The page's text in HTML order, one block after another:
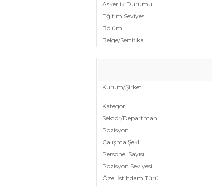
Askerlik Durumu
Eğitim Seviyesi
Bölüm
Belge/Sertifika
Kurum/Şirket
Kategori
Sektör/Departman
Pozisyon
Çalışma Şekli
Personel Sayısı
Pozisyon Seviyesi
Özel İstihdam Türü